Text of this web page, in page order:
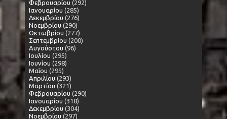
Φεβρουαρίου (292)
Ιανουαρίου (285)
Δεκεμβρίου (276)
Νοεμβρίου (290)
Οκτωβρίου (277)
Σεπτεμβρίου (200)
Αυγούστου (96)
Ιουλίου (295)
Ιουνίου (298)
Μαΐου (295)
Απριλίου (293)
Μαρτίου (321)
Φεβρουαρίου (290)
Ιανουαρίου (318)
Δεκεμβρίου (304)
Νοεμβρίου (297)